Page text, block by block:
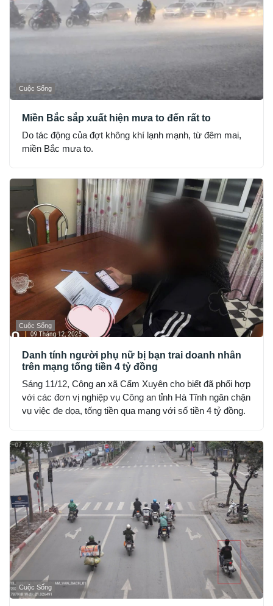
Cuộc Sống
Miền Bắc sắp xuất hiện mưa to đến rất to
Do tác động của đợt không khí lạnh mạnh, từ đêm mai,
miền Bắc mưa to.
Cuộc Sống
Danh tính người phụ nữ bị bạn trai doanh nhân
trên mạng tống tiền 4 tỷ đồng
Sáng 11/12, Công an xã Cẩm Xuyên cho biết đã phối hợp
với các đơn vị nghiệp vụ Công an tỉnh Hà Tĩnh ngăn chặn
vụ việc đe dọa, tống tiền qua mạng với số tiền 4 tỷ đồng.
Cuộc Sống